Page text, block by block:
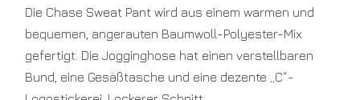
Die Chase Sweat Pant wird aus einem warmen und
bequemen, angerauten Baumwoll-Polyester-Mix
gefertigt. Die Jogginghose hat einen verstellbaren
Bund, eine Gesäßtasche und eine dezente „C“-